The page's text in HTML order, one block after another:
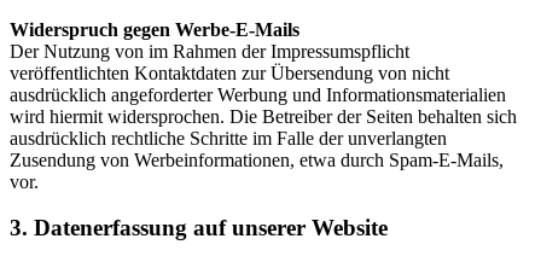
Widerspruch gegen Werbe-E-Mails
Der Nutzung von im Rahmen der Impressumspflicht
veröffentlichten Kontaktdaten zur Übersendung von nicht
ausdrücklich angeforderter Werbung und Informationsmaterialien
wird hiermit widersprochen. Die Betreiber der Seiten behalten sich
ausdrücklich rechtliche Schritte im Falle der unverlangten
Zusendung von Werbeinformationen, etwa durch Spam-E-Mails,
vor.
3. Datenerfassung auf unserer Website